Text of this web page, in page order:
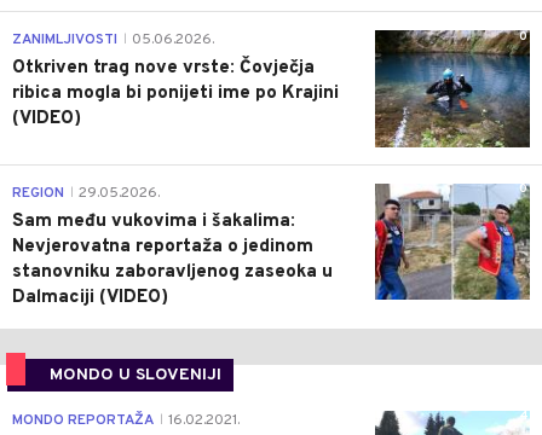
0
ZANIMLJIVOSTI 05.06.2026.
Otkriven trag nove vrste: Čovječja
ribica mogla bi ponijeti ime po Krajini
(VIDEO)
0
REGION 29.05.2026.
Sam među vukovima i šakalima:
Nevjerovatna reportaža o jedinom
stanovniku zaboravljenog zaseoka u
Dalmaciji (VIDEO)
MONDO U SLOVENIJI
4
MONDO REPORTAŽA 16.02.2021.